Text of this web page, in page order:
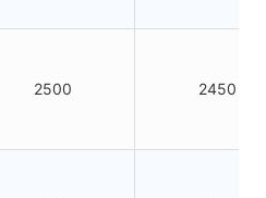
2500 2450